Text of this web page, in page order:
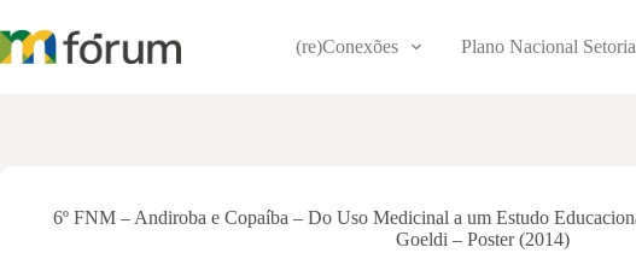
para
o
(re)Conexões Plano Nacional
6º FNM – Andiroba e Copaíba – Do Uso Medicinal a um Estudo
Goeldi – Poster (2014)